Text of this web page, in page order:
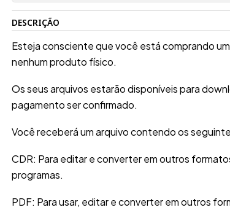
DESCRIÇÃO
Esteja consciente que você está comprando
nenhum produto físico.
Os seus arquivos estarão disponíveis para
pagamento ser confirmado.
Você receberá um arquivo contendo os
CDR: Para editar e converter em outros
programas.
PDF: Para usar, editar e converter em outros